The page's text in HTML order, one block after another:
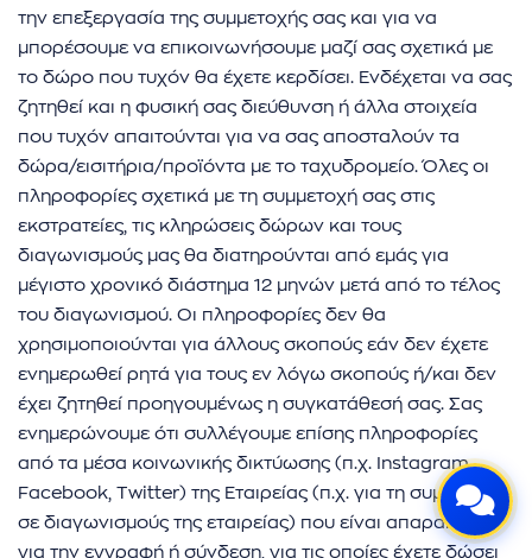
την επεξεργασία της συμμετοχής σας και για να
μπορέσουμε να επικοινωνήσουμε μαζί σας σχετικά με
το δώρο που τυχόν θα έχετε κερδίσει. Ενδέχεται να σας
ζητηθεί και η φυσική σας διεύθυνση ή άλλα στοιχεία
που τυχόν απαιτούνται για να σας αποσταλούν τα
δώρα/εισιτήρια/προϊόντα με το ταχυδρομείο. Όλες οι
πληροφορίες σχετικά με τη συμμετοχή σας στις
εκστρατείες, τις κληρώσεις δώρων και τους
διαγωνισμούς μας θα διατηρούνται από εμάς για
μέγιστο χρονικό διάστημα 12 μηνών μετά από το τέλος
του διαγωνισμού. Οι πληροφορίες δεν θα
χρησιμοποιούνται για άλλους σκοπούς εάν δεν έχετε
ενημερωθεί ρητά για τους εν λόγω σκοπούς ή/και δεν
έχει ζητηθεί προηγουμένως η συγκατάθεσή σας. Σας
ενημερώνουμε ότι συλλέγουμε επίσης πληροφορίες
από τα μέσα κοινωνικής δικτύωσης (π.χ. Instagram,
Facebook, Twitter) της Εταιρείας (π.χ. για τη συμμετοχή
σε διαγωνισμούς της εταιρείας) που είναι απαραίτητες
για την εγγραφή ή σύνδεση, για τις οποίες έχετε δώσει